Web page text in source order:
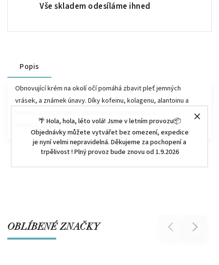
🌴 Hola, hola, léto volá! Jsme v letním provozu📦
Objednávky můžete vytvářet bez omezení, expedice
je nyní velmi nepravidelná. Děkujeme za pochopení a
trpělivost ! Plný provoz bude znovu od 1.9.2026
Vše skladem odesíláme ihned
Popis
Obnovující krém na okolí očí pomáhá zbavit pleť jemných
vrásek, a známek únavy. Díky kofeinu, kolagenu, alantoinu a
mladistvou.Objem 15ml
OBLÍBENÉ ZNAČKY Previous Next